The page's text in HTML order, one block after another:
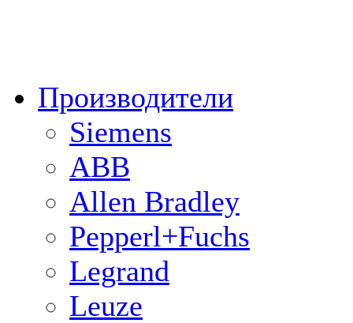
Производители
Siemens
ABB
Allen Bradley
Pepperl+Fuchs
Legrand
Leuze